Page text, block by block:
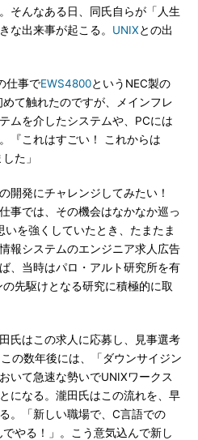
そんなある日、同氏自らが「人生
な出来事が起こる。 UNIXとの出
仕事でEWS4800というNEC製の
て触れたのですが、メインフレ
ムを介したシステムや、PCには
『これはすごい！ これからは
た」
開発にチャレンジしてみたい！
事では、その機会はなかなか巡っ
を強くしていたとき、たまたま
報システムのエンジニア求人広告
、当時はパロ・アルト研究所を有
先駆けとなる研究に積極的に取
氏はこの求人に応募し、見事選考
の数年後には、「ダウンサイジン
いて急速な勢いでUNIXワークス
になる。瀧田氏はこの流れを、早
。「新しい職場で、C言語での
やる！」。こう意気込んで新し